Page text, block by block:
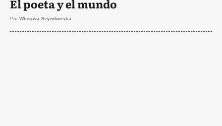
El poeta y el mundo
Por Wisława Szymborska